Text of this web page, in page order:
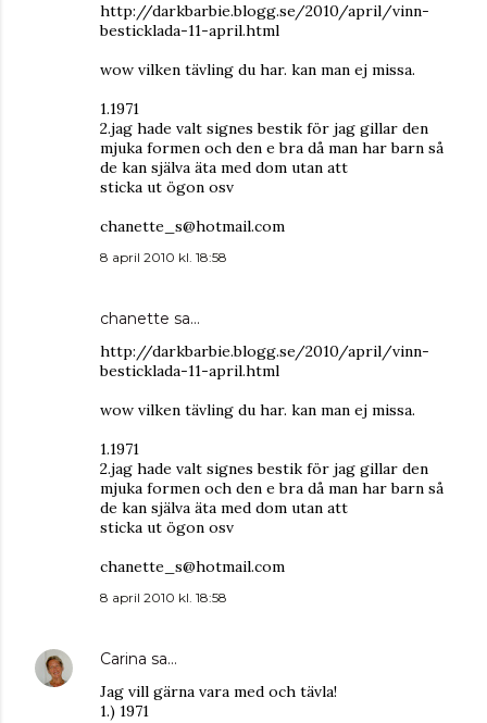
http://darkbarbie.blogg.se/2010/april/vinn-
besticklada-11-april.html
wow vilken tävling du har. kan man ej missa.
1.1971
2.jag hade valt signes bestik för jag gillar den
mjuka formen och den e bra då man har barn så
de kan själva äta med dom utan att
sticka ut ögon osv
chanette_s@hotmail.com
8 april 2010 kl. 18:58
chanette sa…
http://darkbarbie.blogg.se/2010/april/vinn-
besticklada-11-april.html
wow vilken tävling du har. kan man ej missa.
1.1971
2.jag hade valt signes bestik för jag gillar den
mjuka formen och den e bra då man har barn så
de kan själva äta med dom utan att
sticka ut ögon osv
chanette_s@hotmail.com
8 april 2010 kl. 18:58
Carina sa…
Jag vill gärna vara med och tävla!
1.) 1971